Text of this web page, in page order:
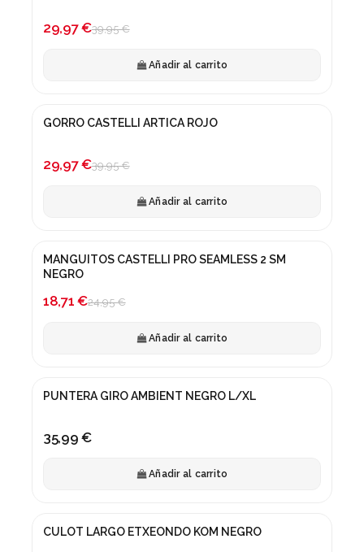
29,97 €39,95 €
Añadir al carrito
¡En oferta!
GORRO CASTELLI ARTICA ROJO
29,97 €39,95 €
Añadir al carrito
¡En oferta!
MANGUITOS CASTELLI PRO SEAMLESS 2 SM
NEGRO
18,71 €24,95 €
Añadir al carrito
PUNTERA GIRO AMBIENT NEGRO L/XL
35,99 €
Añadir al carrito
¡En oferta!
CULOT LARGO ETXEONDO KOM NEGRO